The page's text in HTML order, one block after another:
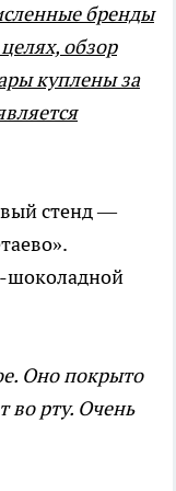
бренды
обзор
куплены за
стенд —
шоколадной
Оно покрыто
во рту. Очень